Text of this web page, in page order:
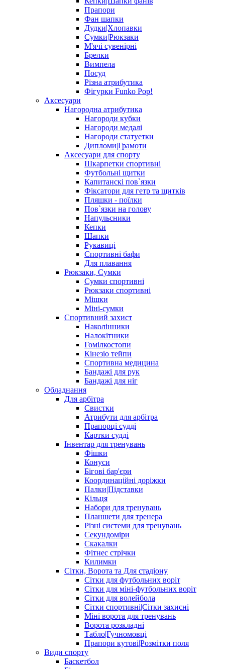
Прапори
Фан шапки
Дудки|Хлопавки
Сумки|Рюкзаки
М'ячі сувенірні
Брелки
Вимпела
Посуд
Різна атрибутика
Фігурки Funko Pop!
Аксесуари
Нагородна атрибутика
Нагороди кубки
Нагороди медалі
Нагороди статуетки
Дипломи|Грамоти
Аксесуари для спорту
Шкарпетки спортивні
Футбольні щитки
Капитанскі пов`язки
Фіксатори для гетр та щитків
Пляшки - поїлки
Пов`язки на голову
Напульсники
Кепки
Шапки
Рукавиці
Спортивні бафи
Для плавання
Рюкзаки, Сумки
Сумки спортивні
Рюкзаки спортивні
Мішки
Міні-сумки
Спортивний захист
Наколінники
Налокітники
Гомілкостопи
Кінезіо тейпи
Спортивна медицина
Бандажі для рук
Бандажі для ніг
Обладнання
Для арбітра
Свистки
Атрибути для арбітра
Прапорці судді
Картки судді
Інвентар для тренувань
Фішки
Конуси
Бігові бар'єри
Координаційні доріжки
Палки|Підставки
Кільця
Набори для тренувань
Планшети для тренера
Різні системи для тренувань
Секундоміри
Скакалки
Фітнес стрічки
Килимки
Сітки, Ворота та Для стадіону
Сітки для футбольних воріт
Сітки для міні-футбольних воріт
Сітки для волейбола
Сітки спортивні|Cітки захисні
Міні ворота для тренувань
Ворота розкладні
Табло|Гучномовці
Прапори кутові|Розмітки поля
Види спорту
Баскетбол